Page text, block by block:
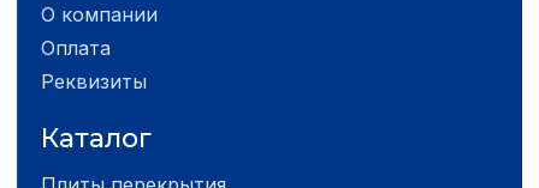
О компании
Оплата
Реквизиты
Каталог